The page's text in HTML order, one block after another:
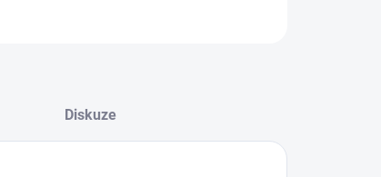
Diskuze